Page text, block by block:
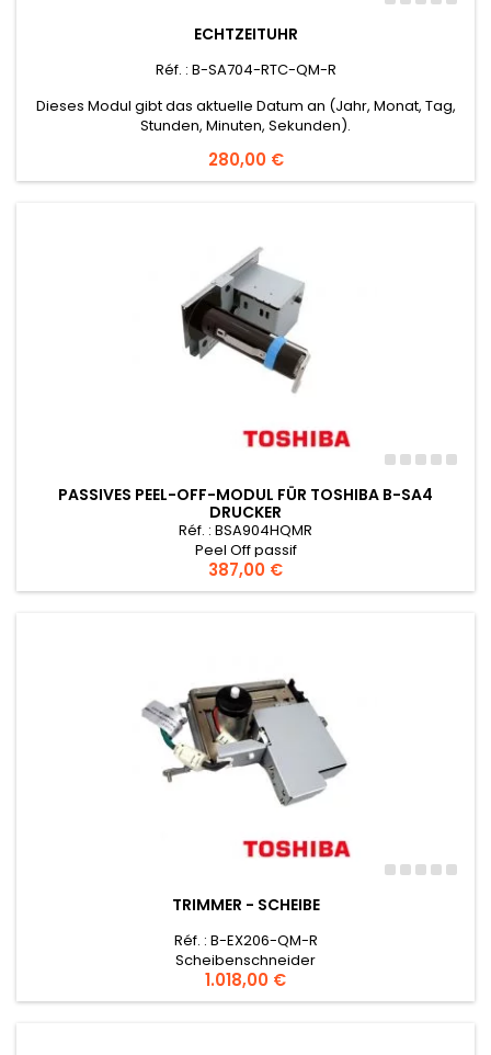
ECHTZEITUHR
Réf. : B-SA704-RTC-QM-R
Dieses Modul gibt das aktuelle Datum an (Jahr, Monat, Tag,
Stunden, Minuten, Sekunden).
Preis
280,00 €
PASSIVES PEEL-OFF-MODUL FÜR TOSHIBA B-SA4
DRUCKER
Réf. : BSA904HQMR
Peel Off passif
Preis
387,00 €
TRIMMER - SCHEIBE
Réf. : B-EX206-QM-R
Scheibenschneider
Preis
1.018,00 €